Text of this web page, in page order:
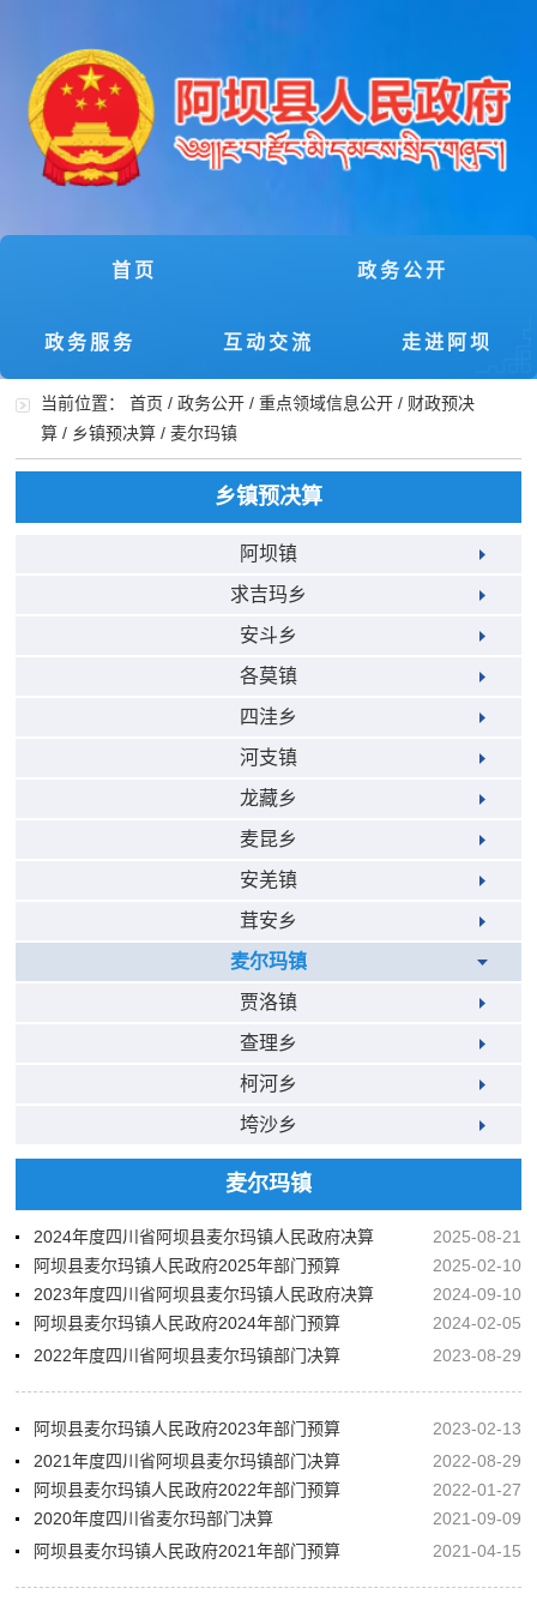
首页 政务公开
政务服务 互动交流 走进阿坝
当前位置：首页 /政务公开 /重点领域信息公开 / 财政预决
算 / 乡镇预决算 /麦尔玛镇
乡镇预决算
阿坝镇
求吉玛乡
安斗乡
各莫镇
四洼乡
河支镇
龙藏乡
麦昆乡
安羌镇
茸安乡
麦尔玛镇
贾洛镇
查理乡
柯河乡
垮沙乡
麦尔玛镇
2024年度四川省阿坝县麦尔玛镇人民政府决算
2025-08-21
阿坝县麦尔玛镇人民政府2025年部门预算
2025-02-10
2023年度四川省阿坝县麦尔玛镇人民政府决算
2024-09-10
阿坝县麦尔玛镇人民政府2024年部门预算
2024-02-05
2022年度四川省阿坝县麦尔玛镇部门决算
2023-08-29
阿坝县麦尔玛镇人民政府2023年部门预算
2023-02-13
2021年度四川省阿坝县麦尔玛镇部门决算
2022-08-29
阿坝县麦尔玛镇人民政府2022年部门预算
2022-01-27
2020年度四川省麦尔玛部门决算
2021-09-09
阿坝县麦尔玛镇人民政府2021年部门预算
2021-04-15